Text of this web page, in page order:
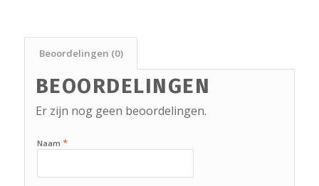
Beoordelingen (0)
BEOORDELINGEN
Er zijn nog geen beoordelingen.
Naam *